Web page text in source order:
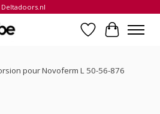
Liste dePanier
pour Novoferm L 50-56-876